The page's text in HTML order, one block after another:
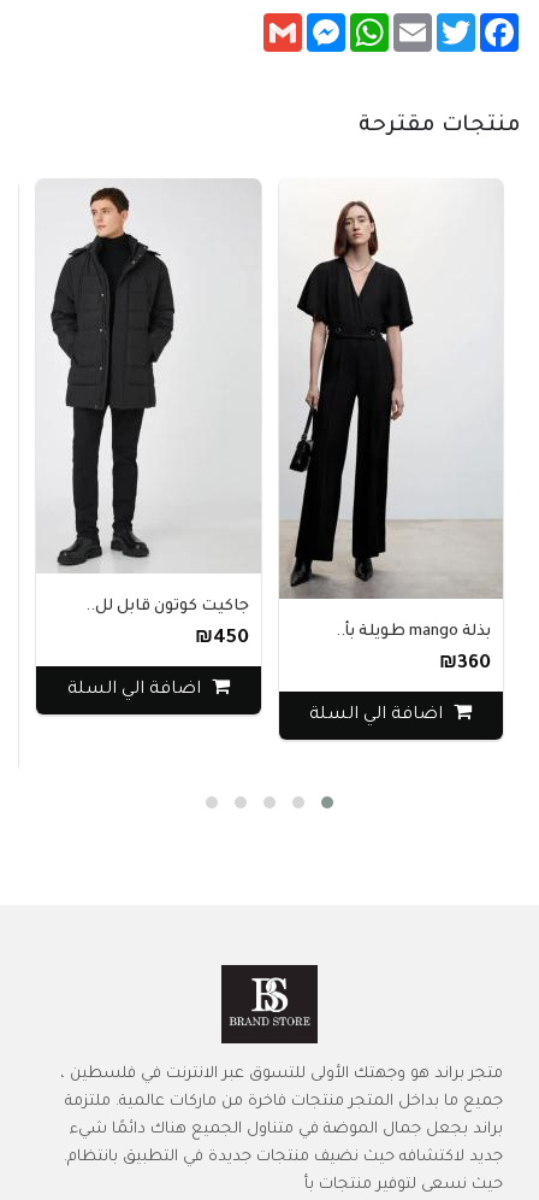
Facebook
Twitter
Email
WhatsApp
Messenger
Gmail
منتجات مقترحة
بذلة mango طويلة بأ..
₪360
اضافة الي السلة
جاكيت كوتون قابل لل..
₪450
اضافة الي السلة
متجر براند هو وجهتك الأولى للتسوق عبر الانترنت في فلسطين ،
جميع ما بداخل المتجر منتجات فاخرة من ماركات عالمية. ملتزمة
براند بجعل جمال الموضة في متناول الجميع هناك دائمًا شيء
جديد لاكتشافه حيث نضيف منتجات جديدة في التطبيق بانتظام.
حيث نسعى لتوفير منتجات بأ